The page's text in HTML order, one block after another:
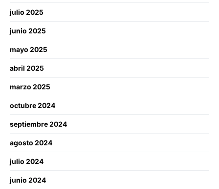
julio 2025
junio 2025
mayo 2025
abril 2025
marzo 2025
octubre 2024
septiembre 2024
agosto 2024
julio 2024
junio 2024